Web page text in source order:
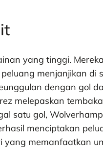
yang tinggi. Mereka
menjanjikan di
dengan gol
melepaskan
satu gol,
menciptakan
yang memanfaatkan